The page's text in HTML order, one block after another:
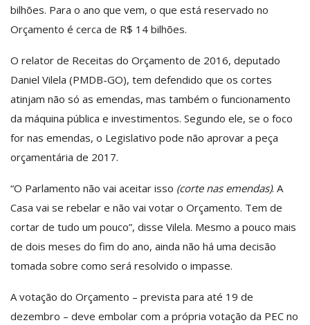
bilhões. Para o ano que vem, o que está reservado no
Orçamento é cerca de R$ 14 bilhões.
O relator de Receitas do Orçamento de 2016, deputado
Daniel Vilela (PMDB-GO), tem defendido que os cortes
atinjam não só as emendas, mas também o funcionamento
da máquina pública e investimentos. Segundo ele, se o foco
for nas emendas, o Legislativo pode não aprovar a peça
orçamentária de 2017.
“O Parlamento não vai aceitar isso (corte nas emendas). A
Casa vai se rebelar e não vai votar o Orçamento. Tem de
cortar de tudo um pouco”, disse Vilela. Mesmo a pouco mais
de dois meses do fim do ano, ainda não há uma decisão
tomada sobre como será resolvido o impasse.
A votação do Orçamento – prevista para até 19 de
dezembro – deve embolar com a própria votação da PEC no